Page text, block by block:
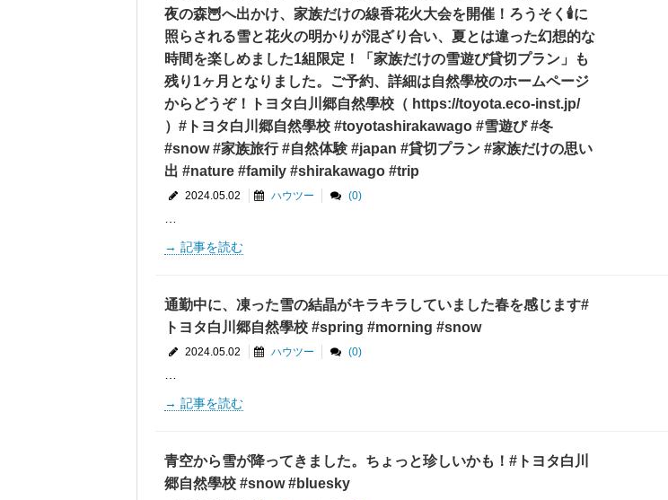
夜の森🦉へ出かけ、家族だけの線香花火大会を開催！ろうそく🕯に
照らされる雪と花火の明かりが混ざり合い、夏とは違った幻想的な
時間を楽しめました1組限定！「家族だけの雪遊び貸切プラン」も
残り1ヶ月となりました。ご予約、詳細は自然學校のホームページ
からどうぞ！トヨタ白川郷自然學校（ https://toyota.eco-inst.jp/
）#トヨタ白川郷自然學校 #toyotashirakawago #雪遊び #冬
#snow #家族旅行 #自然体験 #japan #貸切プラン #家族だけの思い
出 #nature #family #shirakawago #trip
2024.05.02 ハウツー (0)
記事を読む
通勤中に、凍った雪の結晶がキラキラしていました春を感じます#
トヨタ白川郷自然學校 #spring #morning #snow
2024.05.02 ハウツー (0)
記事を読む
青空から雪が降ってきました。ちょっと珍しいかも！#トヨタ白川
郷自然學校 #snow #bluesky